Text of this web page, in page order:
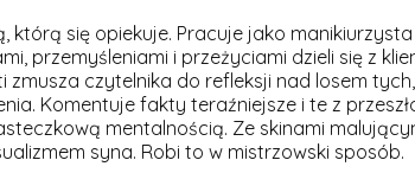
się opiekuje. Pracuje jako manikiurzysta
przemyśleniami i przeżyciami dzieli się z
czytelnika do refleksji nad losem
Komentuje fakty teraźniejsze i te z
mentalnością. Ze skinami
syna. Robi to w mistrzowski sposób.